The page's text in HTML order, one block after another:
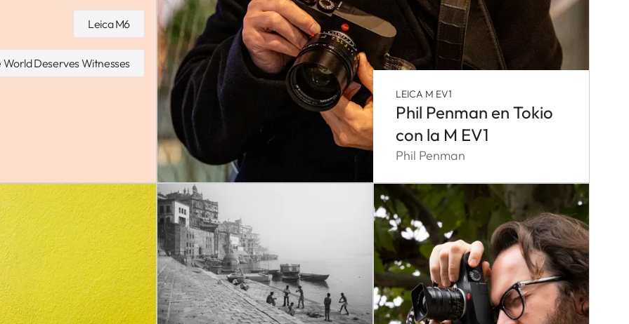
Leica M6
World Deserves Witnesses
LEICA M EV1
Phil Penman en Tokio
con la M EV1
Phil Penman